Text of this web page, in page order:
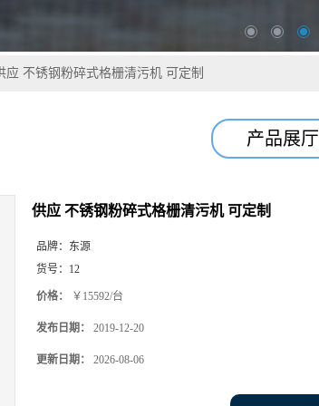
应 不锈钢粉碎式格栅清污机 可定制
产品展厅
供应 不锈钢粉碎式格栅清污机 可定制
品牌： 东源
货号： 12
价格： ￥15592/台
发布日期： 2019-12-20
更新日期： 2026-08-06